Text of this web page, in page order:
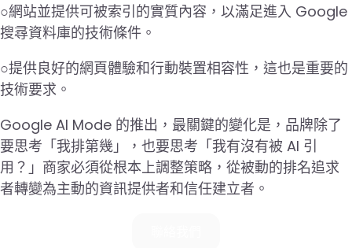
○網站並提供可被索引的實質內容，以滿足進入 Google
搜尋資料庫的技術條件。
○提供良好的網頁體驗和行動裝置相容性，這也是重要的
技術要求。
Google AI Mode 的推出，最關鍵的變化是，品牌除了
要思考「我排第幾」，也要思考「我有沒有被 AI 引
用？」商家必須從根本上調整策略，從被動的排名追求
者轉變為主動的資訊提供者和信任建立者。